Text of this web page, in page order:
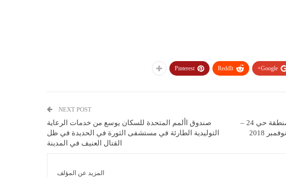
Google+
ReddIt
Pinterest
قتل وإصابة مدنيين بقصف منازل المدنيين بمنطقة حي 24 –
NEXT POST
صندوق األمم المتحدة للسكان يوسع من خدمات الرعاية
التوليدية الطارئة في مستشفى الثورة في الحديدة في ظل
القتال العنيف في المدينة
المزيد عن المؤلف